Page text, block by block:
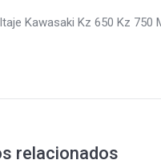
Kawasaki Kz 650 Kz 750
relacionados